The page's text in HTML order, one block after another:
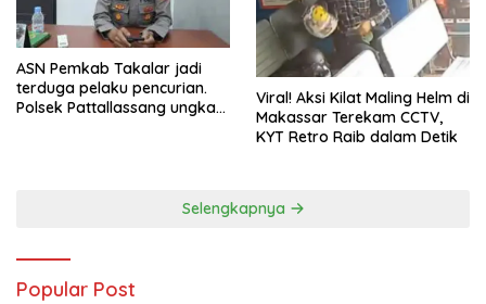
ASN Pemkab Takalar jadi
terduga pelaku pencurian.
Polsek Pattallassang ungkap
Viral! Aksi Kilat Maling Helm di
Makassar Terekam CCTV,
KYT Retro Raib dalam Detik
Selengkapnya
Popular Post